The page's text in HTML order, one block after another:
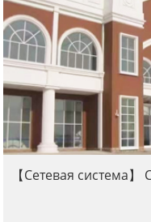
【Сетевая система